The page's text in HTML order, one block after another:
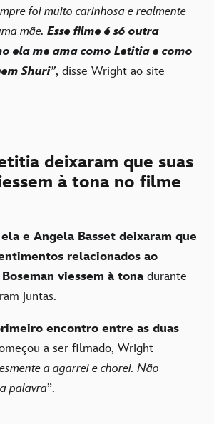
foi muito carinhosa e realmente
mãe. Esse filme é só outra
ela me ama como Letitia e como
Shuri”, disse Wright ao site
deixaram que suas
à tona no filme
ela e Angela Basset deixaram que
relacionados ao
viessem à tona durante
juntas.
encontro entre as duas
a ser filmado, Wright
a agarrei e chorei. Não
palavra”.